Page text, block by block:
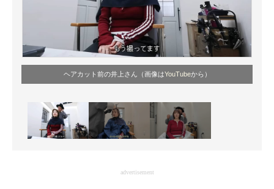
ビジネスと働き方のヒント
AI活用のいまが分かる
マーケ×ITの今がよく分かる
ITエンジニア向け専門サイト
ヘアカット前の井上さん（画像はYouTubeから）
advertisement